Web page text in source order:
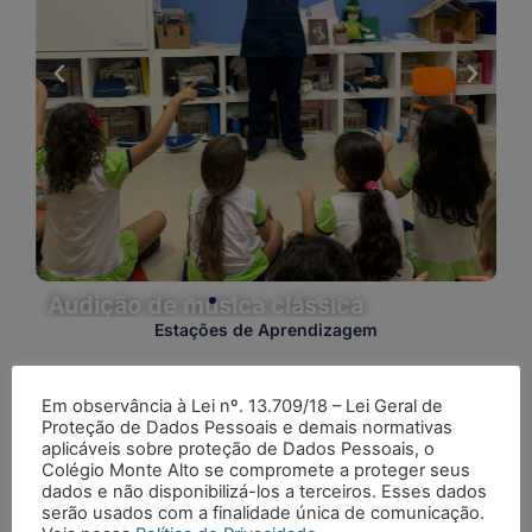
Audição de música clássica
Estações de Aprendizagem
Grafomotricidade
Leitura
Em observância à Lei nº. 13.709/18 – Lei Geral de
Proteção de Dados Pessoais e demais normativas
aplicáveis sobre proteção de Dados Pessoais, o
Colégio Monte Alto se compromete a proteger seus
dados e não disponibilizá-los a terceiros. Esses dados
serão usados com a finalidade única de comunicação.